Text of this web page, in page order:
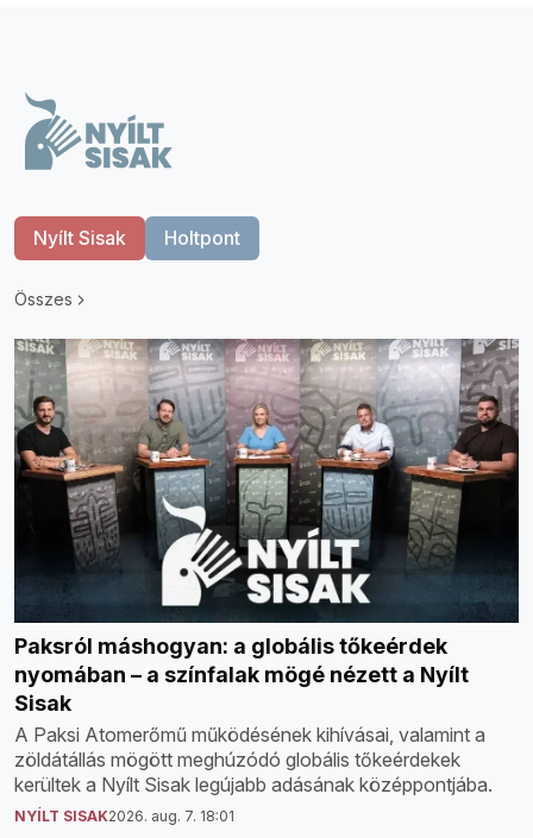
Nyílt Sisak Holtpont
Összes
Paksról máshogyan: a globális tőkeérdek
nyomában – a színfalak mögé nézett a Nyílt
Sisak
A Paksi Atomerőmű működésének kihívásai, valamint a
zöldátállás mögött meghúzódó globális tőkeérdekek
kerültek a Nyílt Sisak legújabb adásának középpontjába.
NYÍLT SISAK2026. aug. 7. 18:01